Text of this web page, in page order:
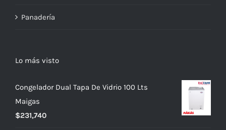
Panadería
Lo más visto
Congelador Dual Tapa De Vidrio 100 Lts
Maigas
$231,740